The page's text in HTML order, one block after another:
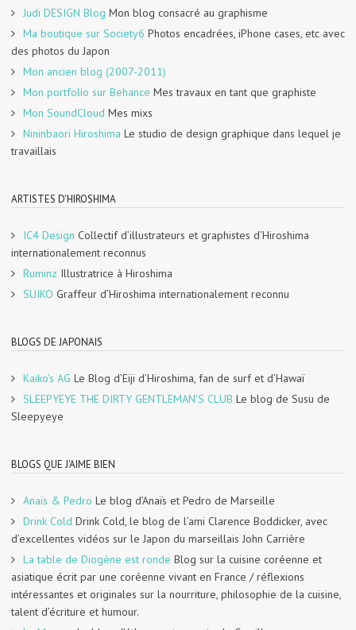
Judi DESIGN Blog Mon blog consacré au graphisme
Ma boutique sur Society6 Photos encadrées, iPhone cases, etc avec
des photos du Japon
Mon ancien blog (2007-2011)
Mon portfolio sur Behance Mes travaux en tant que graphiste
Mon SoundCloud Mes mixs
Nininbaori Hiroshima Le studio de design graphique dans lequel je
travaillais
ARTISTES D'HIROSHIMA
IC4 Design Collectif d’illustrateurs et graphistes d’Hiroshima
internationalement reconnus
Ruminz Illustratrice à Hiroshima
SUIKO Graffeur d’Hiroshima internationalement reconnu
BLOGS DE JAPONAIS
Kaiko's AG Le Blog d’Eiji d’Hiroshima, fan de surf et d’Hawaï
SLEEPYEYE THE DIRTY GENTLEMAN'S CLUB Le blog de Susu de
Sleepyeye
BLOGS QUE J'AIME BIEN
Anaïs & Pedro Le blog d’Anaïs et Pedro de Marseille
Drink Cold Drink Cold, le blog de l’ami Clarence Boddicker, avec
d’excellentes vidéos sur le Japon du marseillais John Carrière
La table de Diogène est ronde Blog sur la cuisine coréenne et
asiatique écrit par une coréenne vivant en France / réflexions
intéressantes et originales sur la nourriture, philosophie de la cuisine,
talent d’écriture et humour.